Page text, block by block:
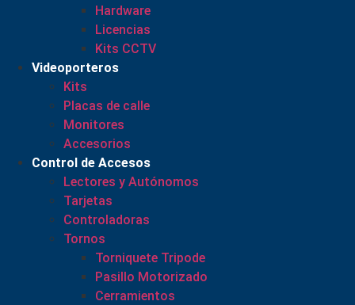
Hardware
Licencias
Kits CCTV
Videoporteros
Kits
Placas de calle
Monitores
Accesorios
Control de Accesos
Lectores y Autónomos
Tarjetas
Controladoras
Tornos
Torniquete Tripode
Pasillo Motorizado
Cerramientos